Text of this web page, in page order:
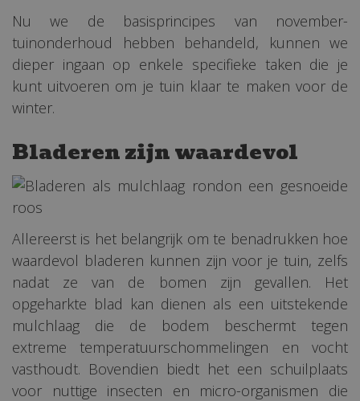
Nu we de basisprincipes van november-
tuinonderhoud hebben behandeld, kunnen we
dieper ingaan op enkele specifieke taken die je
kunt uitvoeren om je tuin klaar te maken voor de
winter.
Bladeren zijn waardevol
Allereerst is het belangrijk om te benadrukken hoe
waardevol bladeren kunnen zijn voor je tuin, zelfs
nadat ze van de bomen zijn gevallen. Het
opgeharkte blad kan dienen als een uitstekende
mulchlaag die de bodem beschermt tegen
extreme temperatuurschommelingen en vocht
vasthoudt. Bovendien biedt het een schuilplaats
voor nuttige insecten en micro-organismen die